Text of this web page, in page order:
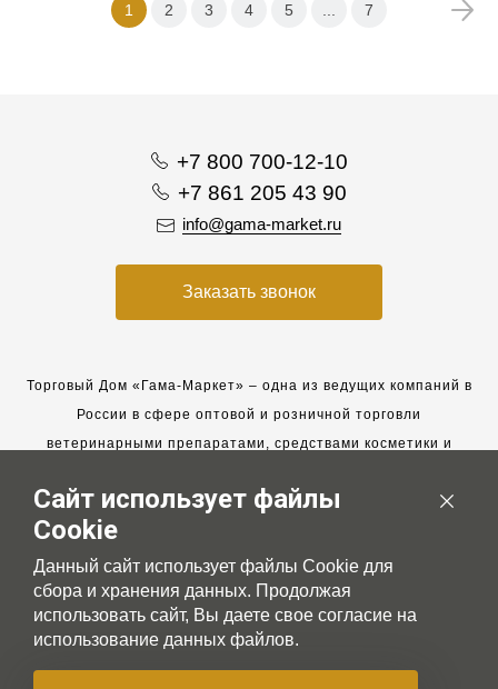
1 2 3 4 5 7
+7 800 700-12-10
+7 861 205 43 90
info@gama-market.ru
Заказать звонок
Торговый Дом «Гама-Маркет» – одна из ведущих компаний в
России в сфере оптовой и розничной торговли
ветеринарными препаратами, средствами косметики и
Мы работаем с 2005 года. Мы приглашаем к сотрудничеству
новых клиентов и всегда рассчитываем на взаимовыгодные,
долгосрочные партнерские отношения.
Сайт использует файлы
Cookie
Данный сайт использует файлы Cookie для
сбора и хранения данных. Продолжая
использовать сайт, Вы даете свое согласие на
использование данных файлов.